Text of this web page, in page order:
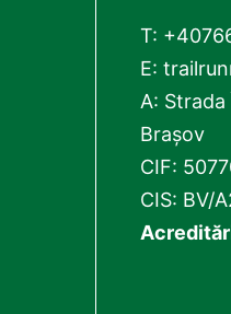
T:
E:
A:
Brașov
CIF:
CIS: BV/